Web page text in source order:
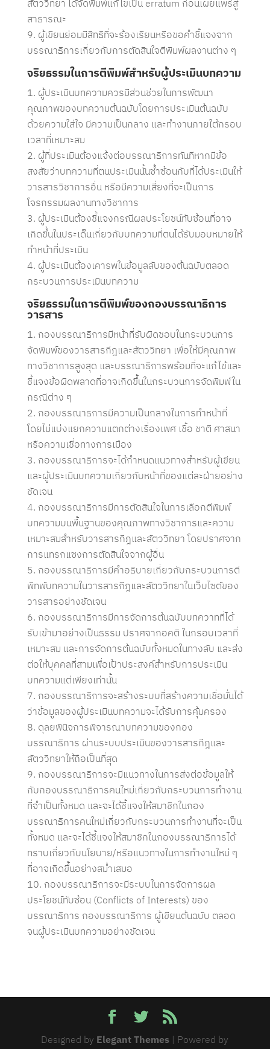
สัตววิทยา ได้จัดพิมพ์แก้ไขเป็น erratum ก่อนเผยแพร่สู่
สาธารณะ
ผู้เขียนย่อมมีสิทธิที่จะร้องเรียนหรือขอคำชี้แจงจาก
บรรณาธิการเกี่ยวกับการตัดสินใจตีพิมพ์ผลงานต่าง ๆ
จริยธรรมในการตีพิมพ์สำหรับผู้ประเมินบทความ
ผู้ประเมินบทความควรมีส่วนช่วยในการพัฒนา
คุณภาพของบทความต้นฉบับโดยการประเมินต้นฉบับ
ด้วยความใส่ใจ มีความเป็นกลาง และทำงานภายใต้กรอบ
เวลาที่เหมาะสม
ผู้ที่ประเมินต้องแจ้งต่อบรรณาธิการทันทีหากมีข้อ
สงสัยว่าบทความที่ตนประเมินนั้นซ้ำซ้อนกับที่ได้ประเมินให้
วารสารวิชาการอื่น หรือมีความเสี่ยงที่จะเป็นการ
โจรกรรมผลงานทางวิชาการ
ผู้ประเมินต้องชี้แจงกรณีผลประโยชน์ทับซ้อนที่อาจ
เกิดขึ้นในประเด็นเกี่ยวกับบทความที่ตนได้รับมอบหมายให้
ทำหน้าที่ประเมิน
ผู้ประเมินต้องเคารพในข้อมูลลับของต้นฉบับตลอด
กระบวนการประเมินบทความ
จริยธรรมในการตีพิมพ์ของกองบรรณาธิการ
วารสาร
กองบรรณาธิการมีหน้าที่รับผิดชอบในกระบวนการ
จัดพิมพ์ของวารสารกีฎและสัตววิทยา เพื่อให้มีคุณภาพ
ทางวิชาการสูงสุด และบรรณาธิการพร้อมที่จะแก้ไข้และ
ชี้แจงข้อผิดพลาดที่อาจเกิดขึ้นในกระบวนการจัดพิมพ์ใน
กรณีต่าง ๆ
กองบรรณาธการมีความเป็นกลางในการทำหน้าที่
โดยไม่แบ่งแยกความแตกต่างเรื่องเพศ เชื้อ ชาติ ศาสนา
หรือความเชื่อทางการเมือง
กองบรรณาธิการจะได้กำหนดแนวทางสำหรับผู้เขียน
และผู้ประเมินบทความเกี่ยวกับหน้าที่ของแต่ละฝ่ายอย่าง
ชัดเจน
กองบรรณาธิการมีการตัดสินใจในการเลือกตีพิมพ์
บทความบนพื้นฐานของคุณภาพทางวิชาการและความ
เหมาะสมสำหรับวารสารกีฎและสัตววิทยา โดยปราศจาก
การแทรกแซงการตัดสินใจจากผู้อื่น
กองบรรณาธิการมีคำอธิบายเกี่ยวกับกระบวนการตี
พิทพ์บทความในวารสารกีฎและสัตววิทยาในเว็บไซต์ของ
วารสารอย่างชัดเจน
กองบรรณาธิการมีการจัดการต้นฉบับบทควาทที่ได้
รับเข้ามาอย่างเป็นธรรม ปราศจากอคติ ในกรอบเวลาที่
เหมาะสม และการจัดการต้นฉบับทั้งหมดในทางลับ และส่ง
ต่อให้บุคคลที่สามเพื่อเป้าประสงค์สำหรับการประเมิน
บทความแต่เพียงเท่านั้น
กองบรรณาธิการจะสร้างระบบที่สร้างความเชื่อมั่นได้
ว่าข้อมูลของผู้ประเมินบทความจะได้รับการคุ้มครอง
ดุลยพินิจการพิจารณาบทความของกอง
บรรณาธิการ ผ่านระบบประเมินของวารสารกีฎและ
สัตววิทยาให้ถือเป็นที่สุด
กองบรรณาธิการจะมีแนวทางในการส่งต่อข้อมูลให้
กับกองบรรณาธิการคนใหม่เกี่ยวกับกระบวนการทำงาน
ที่จำเป็นทั้งหมด และจะได้ชี้แจงให้สมาชิกในกอง
บรรณาธิการคนใหม่เกี่ยวกับกระบวนการทำงานที่จะเป็น
ทั้งหมด และจะได้ชี้แจงให้สมาชิกในกองบรรณาธิการได้
ทราบเกี่ยวกับนโยบาย/หรือแนวทางในการทำงานใหม่ ๆ
ที่อาจเกิดขึ้นอย่างสม่ำเสมอ
กองบรรณาธิการจะมีระบบในการจัดการผล
ประโยชน์ทับซ้อน (Conflicts of Interests) ของ
บรรณาธิการ กองบรรณาธิการ ผู้เขียนต้นฉบับ ตลอด
จนผู้ประเมินบทความอย่างชัดเจน
Designed by Elegant Themes | Powered by